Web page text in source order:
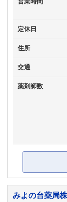
定休日
住所
交通
薬剤師数
みよの台薬局